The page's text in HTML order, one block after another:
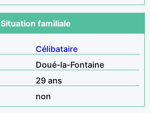
Situation familiale
Célibataire
Doué-la-Fontaine
29 ans
non